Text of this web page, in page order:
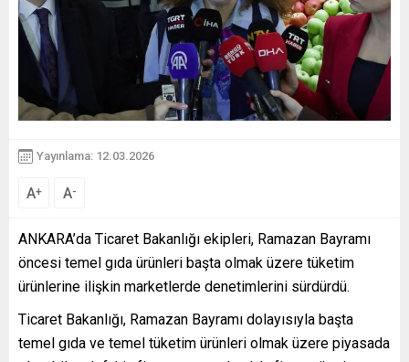
Yayınlama: 12.03.2026
A+ A-
ANKARA’da Ticaret Bakanlığı ekipleri, Ramazan Bayramı
öncesi temel gıda ürünleri başta olmak üzere tüketim
ürünlerine ilişkin marketlerde denetimlerini sürdürdü.
Ticaret Bakanlığı, Ramazan Bayramı dolayısıyla başta
temel gıda ve temel tüketim ürünleri olmak üzere piyasada